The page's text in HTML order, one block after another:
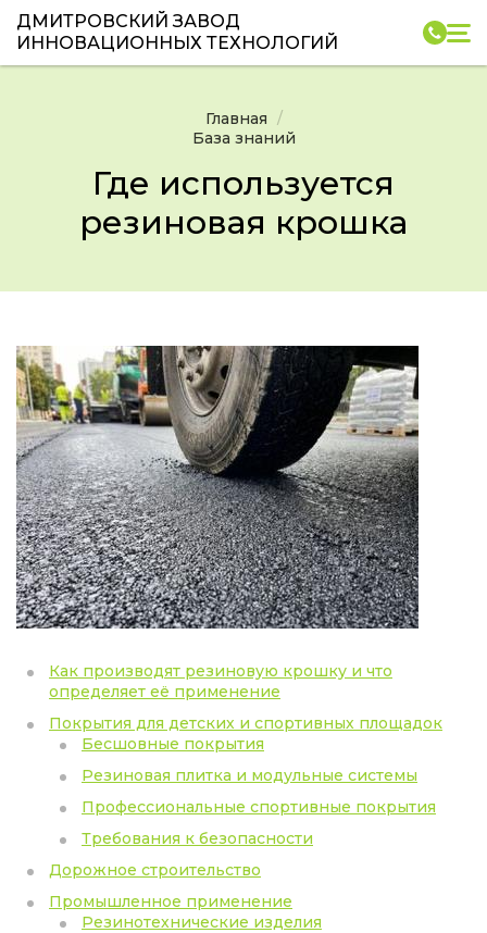
ДМИТРОВСКИЙ ЗАВОД
ИННОВАЦИОННЫХ ТЕХНОЛОГИЙ
Главная
База знаний
Где используется
резиновая крошка
Как производят резиновую крошку и что
определяет её применение
Покрытия для детских и спортивных площадок
Бесшовные покрытия
Резиновая плитка и модульные системы
Профессиональные спортивные покрытия
Требования к безопасности
Дорожное строительство
Промышленное применение
Резинотехнические изделия